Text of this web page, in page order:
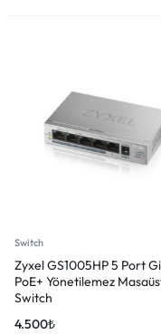
Switch
Zyxel GS1005HP 5 Port
PoE+ Yönetilemez
Switch
4.500₺